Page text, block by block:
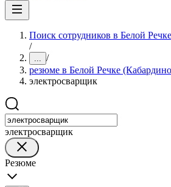
Поиск сотрудников в Белой
/
... /
резюме в Белой Речке
электросварщик
электросварщик
Резюме